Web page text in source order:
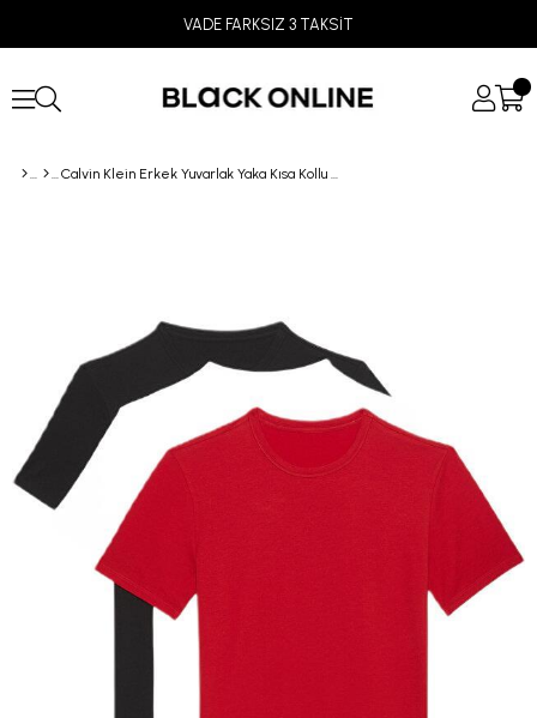
VADE FARKSIZ 3 TAKSİT
Calvin Klein Erkek Yuvarlak Yaka Kısa Kollu T-Shirt 3’lü Paket LV00NB4185